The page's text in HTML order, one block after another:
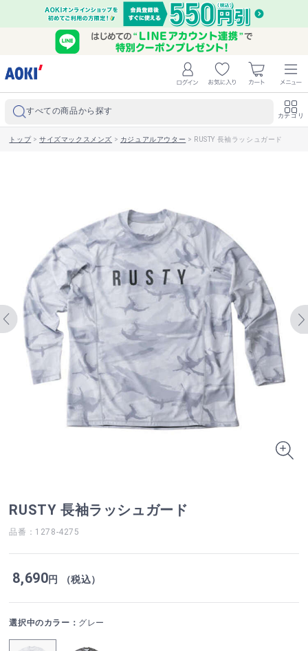
すべての商品から探す カテゴリ
トップ>サイズマックスメンズ > カジュアルアウター > RUSTY 長袖ラッシュガード
RUSTY 長袖ラッシュガード
品番：1278-4275
8,690円 （税込）
選択中のカラー： グレー